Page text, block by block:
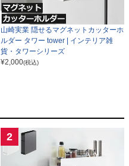
山崎実業 隠せるマグネットカッターホ
ルダー タワー tower | インテリア雑
貨・タワーシリーズ
¥2,000(税込)
2